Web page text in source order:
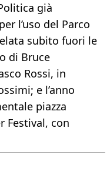
già
l’uso del Parco
subito fuori le
di Bruce
Rossi, in
e l’anno
piazza
Festival, con